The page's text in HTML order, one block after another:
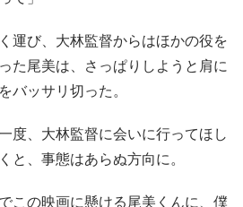
運び、大林監督からはほかの役を
た尾美は、さっぱりしようと肩に
バッサリ切った。
度、大林監督に会いに行ってほし
と、事態はあらぬ方向に。
この映画に懸ける尾美くんに、僕